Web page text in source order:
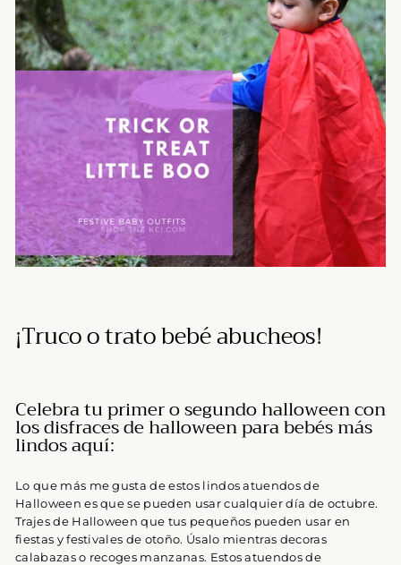
¡Truco o trato bebé abucheos!
Celebra tu primer o segundo halloween con
los disfraces de halloween para bebés más
lindos aquí:
Lo que más me gusta de estos lindos atuendos de
Halloween es que se pueden usar cualquier día de octubre.
Trajes de Halloween que tus pequeños pueden usar en
fiestas y festivales de otoño. Úsalo mientras decoras
calabazas o recoges manzanas. Estos atuendos de